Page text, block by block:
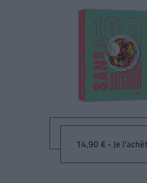
14,90 € - Je